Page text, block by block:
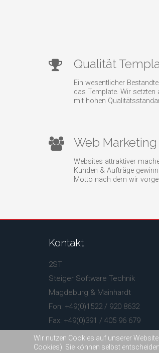
Qualität
Ein wesentlicher
das Template. Wir
mit hohen
Web Marketing
Websites attraktiver
Kunden & Aufträge
Motto nach dem wir
Kontakt
2ST
Steiger Software Technik
Magdeburg & Mainhardt
Fon: +49(0)1522 / 920 8632
Fax: +49(0)391 / 405 96 679
info@2st-online.de
Wir nutzen Cookies auf unserer
Cookies). Sie können selbst